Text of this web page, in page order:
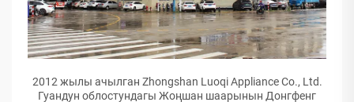
2012 жылы ачылган Zhongshan Luoqi Appliance Co., Ltd.
Гуандун облостундагы Жоңшан шаарынын Донгфенг